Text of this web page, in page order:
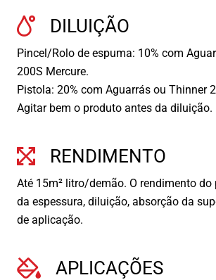
DILUIÇÃO
Pincel/Rolo de espuma: 10% com
200S Mercure.
Pistola: 20% com Aguarrás ou Thinner
Agitar bem o produto antes da diluição.
RENDIMENTO
Até 15m² litro/demão. O rendimento do
da espessura, diluição, absorção da
de aplicação.
APLICAÇÕES